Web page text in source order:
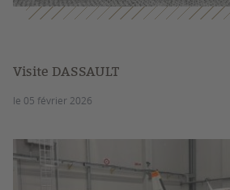
Visite DASSAULT
le 05 février 2026